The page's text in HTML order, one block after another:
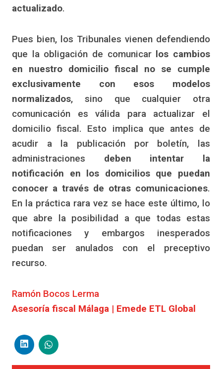
actualizado.
Pues bien, los Tribunales vienen defendiendo
que la obligación de comunicarlos cambios
en nuestro domicilio fiscal no se cumple
exclusivamente con esos modelos
normalizados, sino que cualquier otra
comunicación es válida para actualizar el
domicilio fiscal. Esto implica que antes de
acudir a la publicación por boletín, las
administraciones deben intentar la
notificación en los domicilios que puedan
conocer a través de otras comunicaciones.
En la práctica rara vez se hace este último, lo
que abre la posibilidad a que todas estas
notificaciones y embargos inesperados
puedan ser anulados con el preceptivo
recurso.
Ramón Bocos Lerma
Asesoría fiscal Málaga | Emede ETL Global